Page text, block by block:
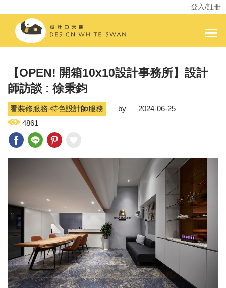
登入/註冊
【OPEN! 開箱10x10設計事務所】設計
師訪談 : 徐秉鈞
看裝修服務-特色設計師服務 by
2024-06-25
4861